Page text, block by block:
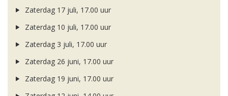
Zaterdag 17 juli, 17.00 uur
Zaterdag 10 juli, 17.00 uur
Zaterdag 3 juli, 17.00 uur
Zaterdag 26 juni, 17.00 uur
Zaterdag 19 juni, 17.00 uur